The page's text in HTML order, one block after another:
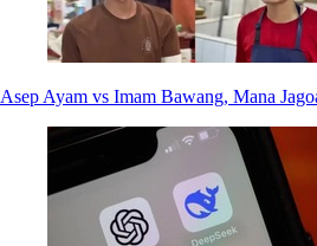
Asep Ayam vs Imam Bawang, Mana